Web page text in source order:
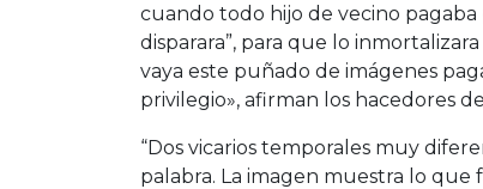
cuando todo hijo de vecino
disparara”, para que lo
vaya este puñado de imágenes
privilegio», afirman los hacedores
“Dos vicarios temporales muy
palabra. La imagen muestra lo que